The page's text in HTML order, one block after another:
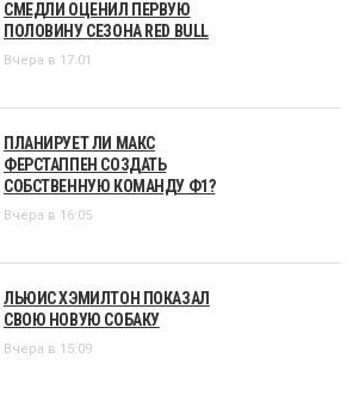
СМЕДЛИ ОЦЕНИЛ ПЕРВУЮ
ПОЛОВИНУ СЕЗОНА RED BULL
Вчера в 17:01
ПЛАНИРУЕТ ЛИ МАКС
ФЕРСТАППЕН СОЗДАТЬ
СОБСТВЕННУЮ КОМАНДУ Ф1?
Вчера в 16:05
ЛЬЮИС ХЭМИЛТОН ПОКАЗАЛ
СВОЮ НОВУЮ СОБАКУ
Вчера в 15:09